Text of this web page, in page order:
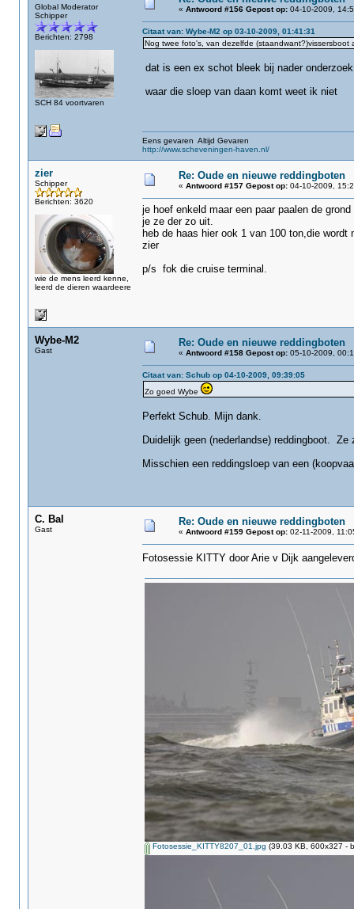
Global Moderator
Schipper
Berichten: 2798
SCH 84 voortvaren
« Antwoord #156 Gepost op: 04-10-2009,
Citaat van: Wybe-M2 op 03-10-2009, 01:41:31
Nog twee foto's, van dezelfde (staandwant?)vissersboot
dat is een ex schot bleek bij nader
waar die sloep van daan komt weet ik niet
Eens gevaren Altijd Gevaren
http://www.scheveningen-haven.nl/
zier
Schipper
Berichten: 3620
wie de mens leerd kenne,
leerd de dieren waardeere
Re: Oude en nieuwe reddingboten
« Antwoord #157 Gepost op: 04-10-2009,
je hoef enkeld maar een paar paalen de
je ze der zo uit.
heb de haas hier ook 1 van 100 ton,die wordt
zier
p/s fok die cruise terminal.
Wybe-M2
Gast
Re: Oude en nieuwe reddingboten
« Antwoord #158 Gepost op: 05-10-2009,
Citaat van: Schub op 04-10-2009, 09:39:05
Zo goed Wybe
Perfekt Schub. Mijn dank.
Duidelijk geen (nederlandse) reddingboot.
Misschien een reddingsloep van een
C. Bal
Gast
Re: Oude en nieuwe reddingboten
« Antwoord #159 Gepost op: 02-11-2009,
Fotosessie KITTY‏ door Arie v Dijk
Fotosessie_KITTY8207_01.jpg (39.03 KB, 600x327 -